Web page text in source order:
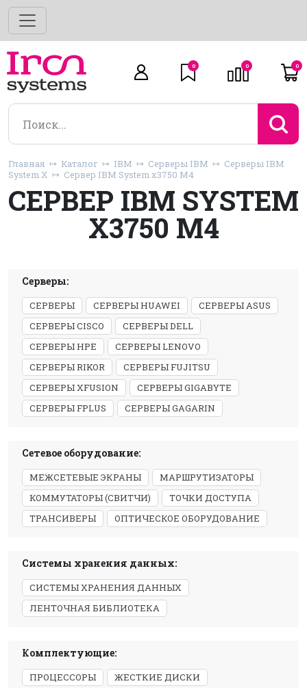
0 0 0
Главная Каталог IBM Серверы IBM
Серверы IBM
System X
Сервер IBM System x3750 M4
СЕРВЕР IBM SYSTEM
X3750 M4
Серверы:
СЕРВЕРЫ СЕРВЕРЫ HUAWEI
СЕРВЕРЫ ASUS
СЕРВЕРЫ CISCO
СЕРВЕРЫ DELL
СЕРВЕРЫ HPE
СЕРВЕРЫ LENOVO
СЕРВЕРЫ RIKOR
СЕРВЕРЫ FUJITSU
СЕРВЕРЫ XFUSION
СЕРВЕРЫ GIGABYTE
СЕРВЕРЫ FPLUS
СЕРВЕРЫ GAGARIN
Сетевое оборудование:
МЕЖСЕТЕВЫЕ ЭКРАНЫ
МАРШРУТИЗАТОРЫ
КОММУТАТОРЫ (СВИТЧИ)
ТОЧКИ ДОСТУПА
ТРАНСИВЕРЫ
ОПТИЧЕСКОЕ ОБОРУДОВАНИЕ
Системы хранения данных:
СИСТЕМЫ ХРАНЕНИЯ ДАННЫХ
ЛЕНТОЧНАЯ БИБЛИОТЕКА
Комплектующие:
ПРОЦЕССОРЫ
ЖЕСТКИЕ ДИСКИ